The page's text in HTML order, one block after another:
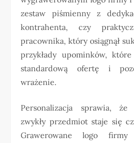
zestaw piśmienny z
kontrahenta, czy
pracownika, który osiągnął
przykłady upominków,
standardową ofertę i
wrażenie.
Personalizacja sprawia,
zwykły przedmiot staje się
Grawerowane logo firmy